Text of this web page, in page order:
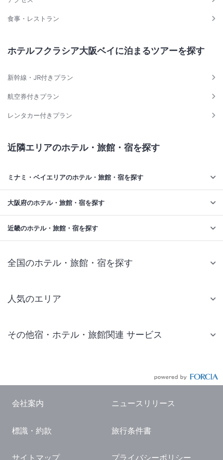
食事・レストラン
ホテルフクラシア大阪ベイに泊まるツアーを探す
新幹線・JR付きプラン
航空券付きプラン
レンタカー付きプラン
近隣エリアのホテル・旅館・宿を探す
ミナミ・ベイエリアのホテル・旅館・宿を探す
大阪府のホテル・旅館・宿を探す
近畿のホテル・旅館・宿を探す
全国のホテル・旅館・宿を探す
人気のエリア
仙台 ホテル
東京ドーム ホテル
横浜 ホテル
熱海 ホテル
その他宿・ホテル・旅館関連 サービス
国内観光ガイド
旅行・観光情報
会社案内 ニュースリリース
標識・約款 旅行条件書
サイトマップ プライバシーポリシー